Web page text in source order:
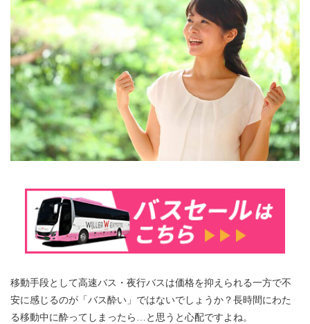
移動手段として高速バス・夜行バスは価格を抑えられる一方で不
安に感じるのが「バス酔い」ではないでしょうか？長時間にわた
る移動中に酔ってしまったら…と思うと心配ですよね。